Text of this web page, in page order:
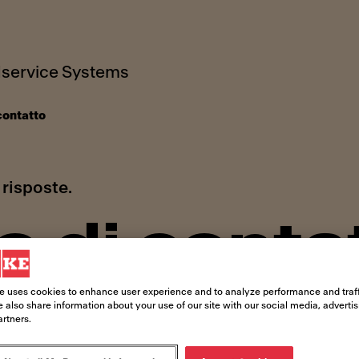
Systems
risposte.
di
commenti da condividere, siamo lieti
a creare le migliori esperienze
uses cookies to enhance user experience and to analyze performance and
also share information about your use of our site with our social media,